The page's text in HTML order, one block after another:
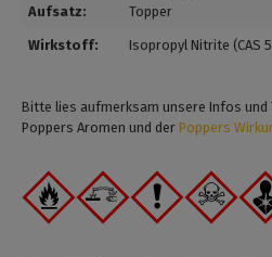
Aufsatz:
Topper
Wirkstoff: Isopropyl Nitrite (CAS
Bitte lies aufmerksam unsere Infos
Poppers Aromen und der Poppers